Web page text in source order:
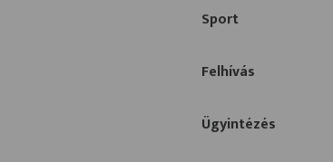
Sport
Felhívás
Ügyintézés